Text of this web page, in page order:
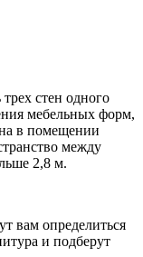
стен одного
мебельных форм,
в помещении
между
2,8 м.
вам определиться
и подберут